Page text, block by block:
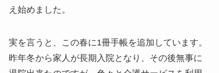
え始めました。
実を言うと、この春に1冊手帳を追加しています。
昨年冬から家人が長期入院となり、その後無事に